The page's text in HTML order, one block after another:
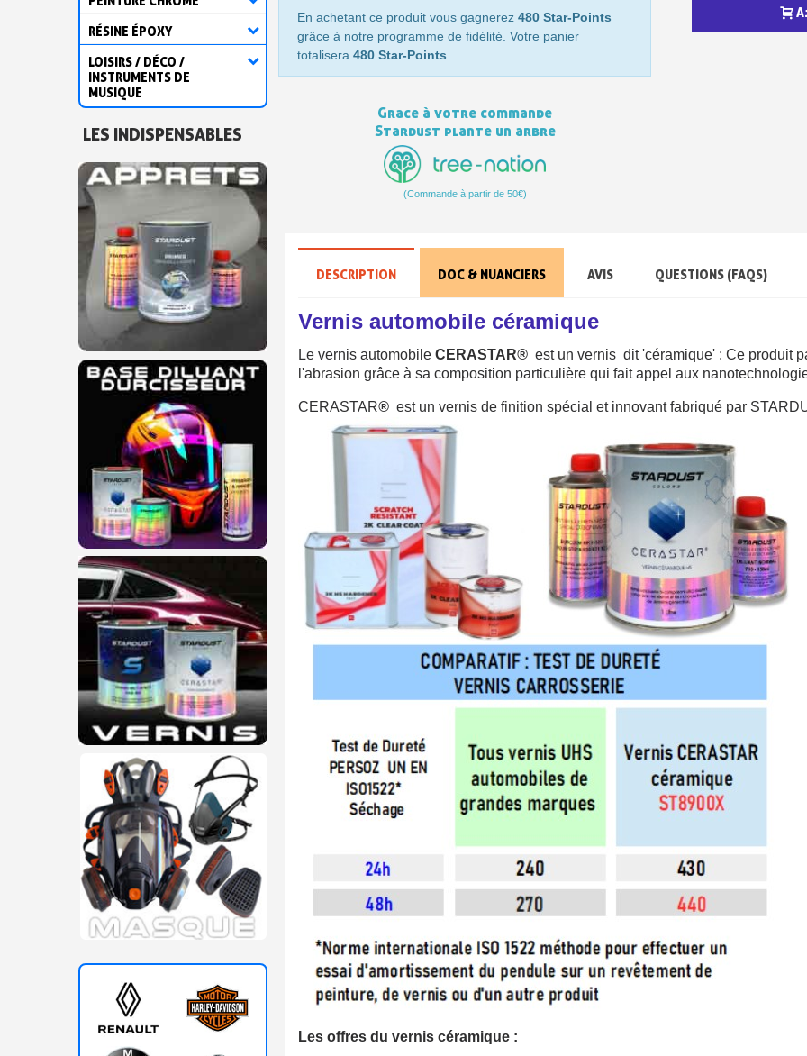
Votre devis en ligne
Inscription à la
Livraison offerte en France
Votre devis en ligne
Partagez vos créations et
Livraison sous 24
Retour produits
10€ de bon d'achat
RÉSINE ÉPOXY
LOISIRS / DÉCO /
INSTRUMENTS DE
MUSIQUE
LES INDISPENSABLES
En achetant ce produit vous gagnerez 480 Star-Points
grâce à notre programme de fidélité. Votre panier
totalisera 480 Star-Points.
Grace à votre commande
Stardust plante un arbre
(Commande à partir de 50€)
DESCRIPTION DOC & NUANCIERS AVIS QUESTIONS (FAQS)
Vernis automobile céramique
Le vernis automobile CERASTAR® est un vernis dit 'céramique' : Ce produit
l'abrasion grâce à sa composition particulière qui fait appel aux
CERASTAR® est un vernis de finition spécial et innovant fabriqué par
Les offres du vernis céramique :